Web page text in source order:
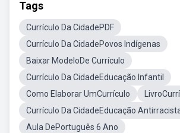
Tags
Currículo Da CidadePDF
Currículo Da CidadePovos Indígenas
Baixar ModeloDe Currículo
Currículo Da CidadeEducação Infantil
Como Elaborar UmCurrículo
Currículo Da CidadeEducação
Aula DePortuguês 6 Ano